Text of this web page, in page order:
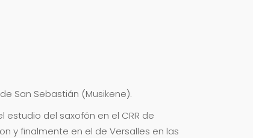
San Sebastián (Musikene).
estudio del saxofón en el CRR de
y finalmente en el de Versalles en las